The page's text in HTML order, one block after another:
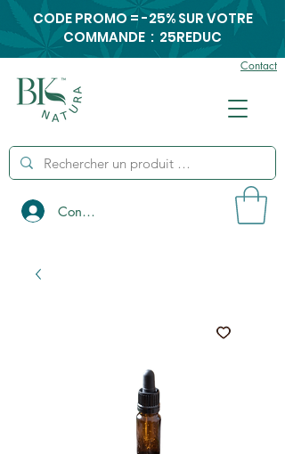
Contact
Connexion
CODE PROMO = -25% SUR VOTRE
COMMANDE : 25REDUC